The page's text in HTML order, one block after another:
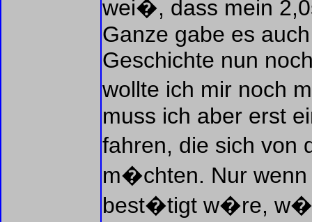
wei�, dass mein
Ganze gabe es
Geschichte nun
wollte ich mir noch
muss ich aber erst
fahren, die sich von
m�chten. Nur
best�tigt w�re,